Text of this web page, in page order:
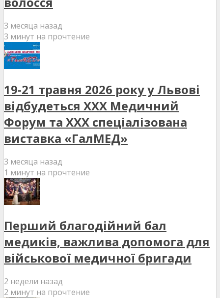
3 месяца назад
3 минут на прочтение
19-21 травня 2026 року у Львові
відбудеться XXX Медичний
Форум та XXX спеціалізована
виставка «ГалМЕД»
3 месяца назад
1 минут на прочтение
Перший благодійний бал
медиків, важлива допомога для
військової медичної бригади
2 недели назад
2 минут на прочтение